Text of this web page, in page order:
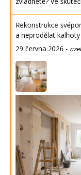
Rekonstrukce
a neprodělat kalhoty
29 června 2026 -